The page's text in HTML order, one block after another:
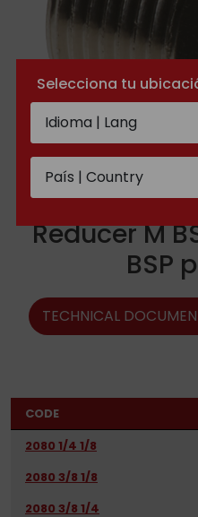
Selecciona tu
Reducer M
BSP
TECHNICAL
CODE
2080 1/4 1/8
2080 3/8 1/8
2080 3/8 1/4